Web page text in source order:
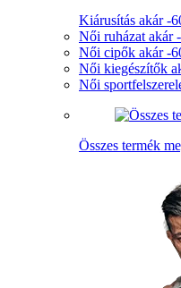
Kiárusítás akár -
Női ruházat akár
Női cipők akár -
Női kiegészítők
Női
Összes termék